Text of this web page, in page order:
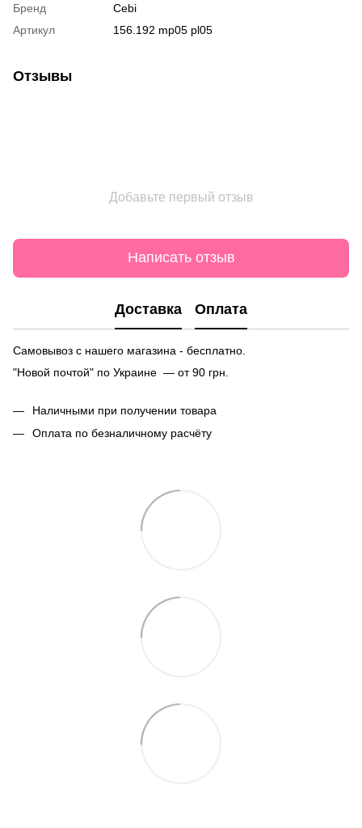
Бренд
Cebi
Артикул
156.192 mp05 pl05
Отзывы
Добавьте первый отзыв
Написать отзыв
Доставка Оплата
Самовывоз с нашего магазина - бесплатно.
"Новой почтой" по Украине — от 90 грн.
Наличными при получении товара
Оплата по безналичному расчёту